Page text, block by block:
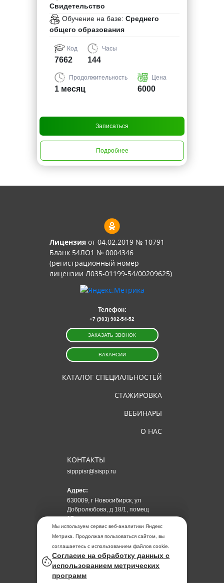
Свидетельство
Обучение на базе: Среднего
общего образования
Код
7662
Часы
144
Продолжительность
1 месяц
Цена
6000
Записаться
Подробнее
Мы используем сервис веб-аналитики Яндекс
Метрика. Продолжая пользоваться сайтом, вы
соглашаетесь с использованием файлов cookie.
Согласие на обработку данных с
использованием метрических
программ
Лицензия от 04.02.2019 № 10791
Бланк 54ЛО1 № 0004346
(регистрационный номер
лицензии Л035-01199-54/00209625)
КАТАЛОГ СПЕЦИАЛЬНОСТЕЙ
СТАЖИРОВКА
ВЕБИНАРЫ
О НАС
КОНТАКТЫ
sipppisr@sispp.ru
Адрес:
630009, г Новосибирск, ул
Добролюбова, д 18/1, помещ
17
АНО ДПО "СИПППИСР"
ИНН5405022629
ОГРН 1185476031520
Политика обработки персональных
Телефон:
+7 (903) 902-54-52
ЗАКАЗАТЬ ЗВОНОК
ВАКАНСИИ